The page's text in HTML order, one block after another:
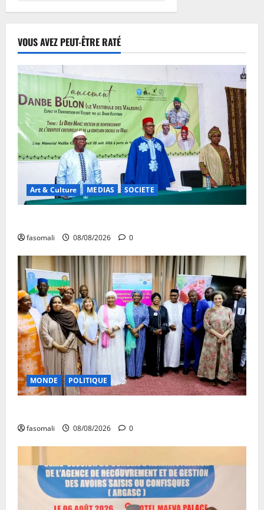
VOUS AVEZ PEUT-ÊTRE RATÉ
Art & Culture MEDIAS SOCIETE
fasomali 08/08/2026 0
MONDE POLITIQUE
fasomali 08/08/2026 0